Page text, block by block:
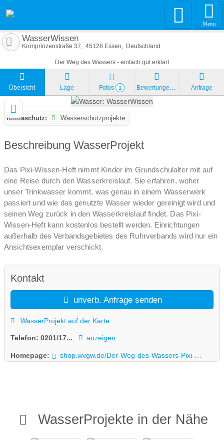
Menu
WasserWissen
Kronprinzenstraße 37 45128 Essen Deutschland
Der Weg des Wassers - einfach gut erklärt
Übersicht Lage Fotos 1 Bewertungen Anfrage
Klimaschutz: Wasserschutzprojekte
Beschreibung WasserProjekt
Das Pixi-Wissen-Heft nimmt Kinder im Grundschulalter mit auf
eine Reise durch den Wasserkreislauf. Sie erfahren, woher
unser Trinkwasser kommt, was genau in einem Wasserwerk
passiert und wie das genutzte Wasser wieder gereinigt wird und
seinen Weg zurück in den Wasserkreislauf findet. Das Pixi-
Wissen-Heft kann kostenlos bestellt werden. Einrichtungen
außerhalb des Verbandsgebietes des Ruhrverbands wird nur ein
Ansichtsexemplar verschickt.
Kontakt
unverb. Anfrage senden
WasserProjekt auf der Karte
Telefon: 0201/17... anzeigen
Homepage: shop.wvgw.de/Der-Weg-des-Wassers-Pixi-Wissen-Buch-einfach-gut-erklaert/311946
WasserProjekte in der Nähe